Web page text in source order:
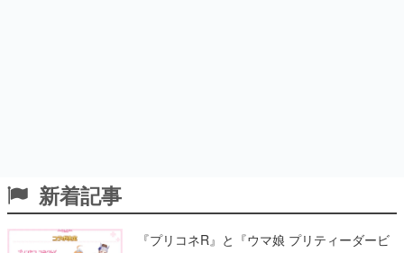
新着記事
『プリコネR』と『ウマ娘 プリティーダービ